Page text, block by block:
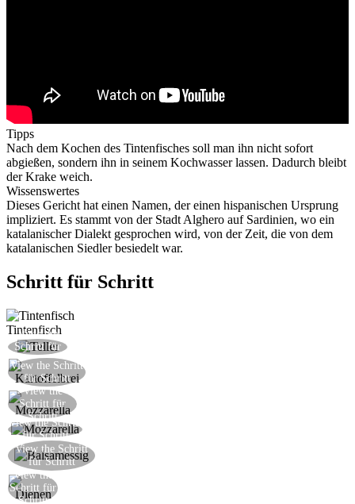
Tipps
Nach dem Kochen des Tintenfisches soll man ihn nicht sofort
abgießen, sondern ihn in seinem Kochwasser lassen. Dadurch bleibt
der Krake weich.
Wissenswertes
Dieses Gericht hat einen Namen, der einen hispanischen Ursprung
impliziert. Es stammt von der Stadt Alghero auf Sardinien, wo ein
katalanischer Dialekt gesprochen wird, von der Zeit, die von dem
katalanischen Siedler besiedelt war.
Schritt für Schritt
Tintenfisch
View the
Schritt für
Schritt
View the Schritt
für Schritt
View the
Schritt für
Schritt
View the Schritt
für Schritt
View the Schritt
für Schritt
View the
Schritt für
Schritt